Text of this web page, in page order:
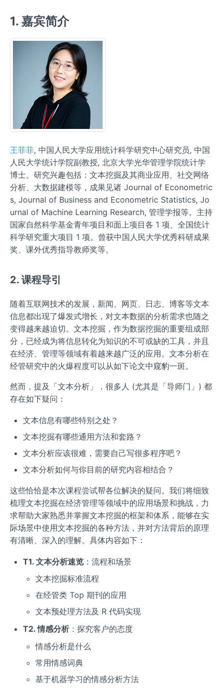
1. 嘉宾简介
王菲菲, 中国人民大学应用统计科学研究中心研究员, 中国
人民大学统计学院副教授, 北京大学光华管理学院统计学
博士。研究兴趣包括：文本挖掘及其商业应用、社交网络
分析、大数据建模等，成果见诸 Journal of Econometric
s, Journal of Business and Econometric Statistics, Jo
urnal of Machine Learning Research, 管理学报等。主持
国家自然科学基金青年项目和面上项目各 1 项、全国统计
科学研究重大项目 1 项。曾获中国人民大学优秀科研成果
奖、课外优秀指导教师奖等。
2. 课程导引
随着互联网技术的发展，新闻、网页、日志、博客等文本
信息都出现了爆发式增长，对文本数据的分析需求也随之
变得越来越迫切。文本挖掘，作为数据挖掘的重要组成部
分，已经成为将信息转化为知识的不可或缺的工具，并且
在经济、管理等领域有着越来越广泛的应用。文本分析在
经管研究中的火爆程度可以从如下论文中窥豹一斑。
然而，提及「文本分析」，很多人 (尤其是「导师门」) 都
存在如下疑问：
文本信息有哪些特别之处？
文本挖掘有哪些通用方法和套路？
文本分析应该很难，需要自己写很多程序吧？
文本分析如何与你目前的研究内容相结合？
这些恰恰是本次课程尝试帮各位解决的疑问。我们将细致
梳理文本挖掘在经济管理等领域中的应用场景和挑战，力
求帮助大家熟悉并掌握文本挖掘的框架和体系，能够在实
际场景中使用文本挖掘的各种方法，并对方法背后的原理
有清晰、深入的理解。具体内容如下：
T1. 文本分析速览：流程和场景
文本挖掘标准流程
在经管类 Top 期刊的应用
文本预处理方法及 R 代码实现
T2. 情感分析：探究客户的态度
情感分析是什么
常用情感词典
基于机器学习的情感分析方法